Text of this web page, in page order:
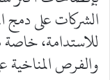
الشركات على دمج
للاستدامة، خاصة
والفرص المناخية